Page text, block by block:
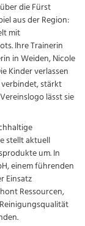
die Fürst
aus der Region:
mit
Ihre Trainerin
in Weiden, Nicole
Kinder verlassen
stärkt
lässt sie
stellt aktuell
um. In
einem führenden
Einsatz
Ressourcen,